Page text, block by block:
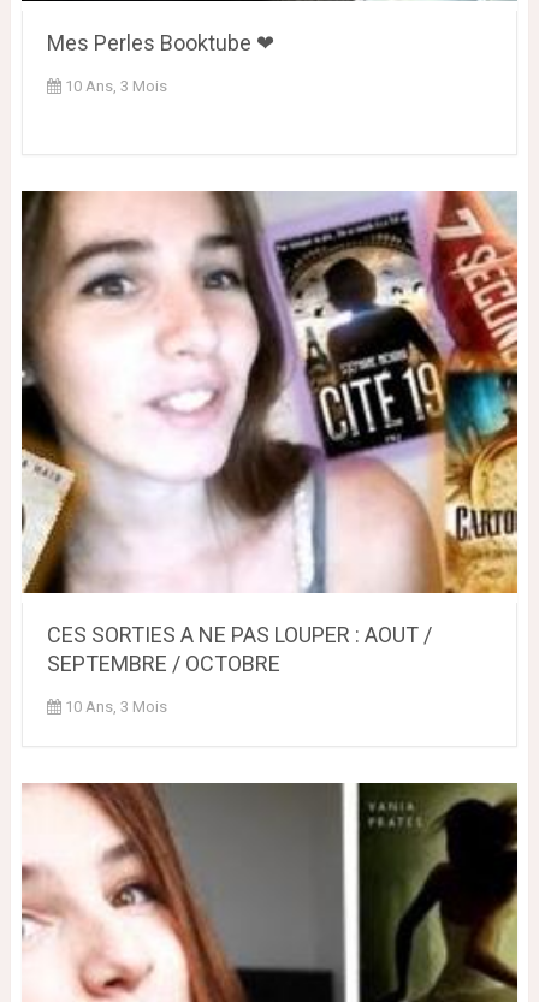
Mes Perles Booktube ❤
10 Ans, 3 Mois
CES SORTIES A NE PAS LOUPER : AOUT /
SEPTEMBRE / OCTOBRE
10 Ans, 3 Mois